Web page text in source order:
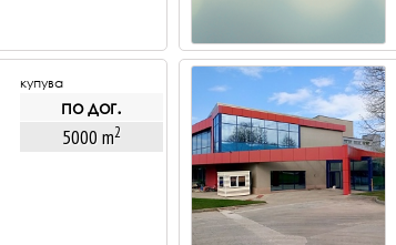
купува
по дог.
5000 m2